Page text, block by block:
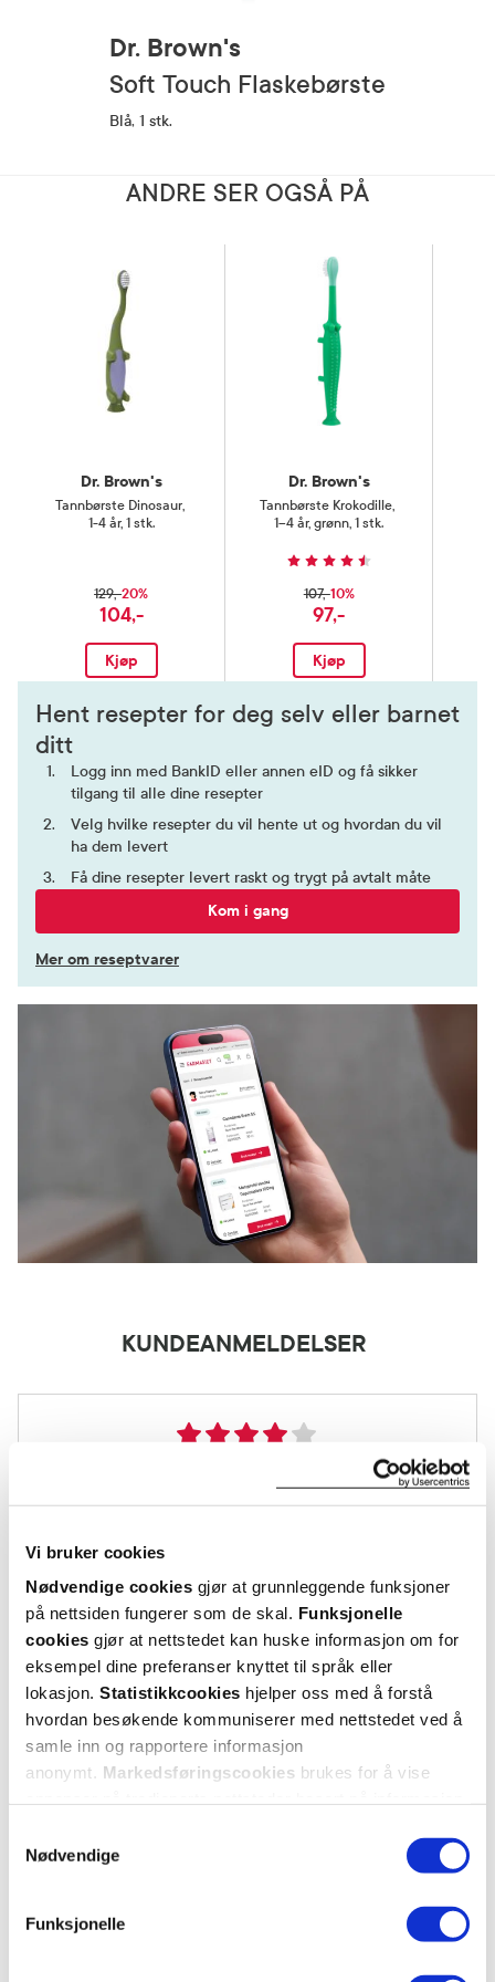
Vi bruker cookies
Nødvendige cookies gjør at grunnleggende funksjoner
på nettsiden fungerer som de skal. Funksjonelle
cookies gjør at nettstedet kan huske informasjon om for
eksempel dine preferanser knyttet til språk eller
lokasjon. Statistikkcookies hjelper oss med å forstå
hvordan besøkende kommuniserer med nettstedet ved å
samle inn og rapportere informasjon
anonymt. Markedsføringscookies brukes for å vise
Nødvendige
Funksjonelle
Dr. Brown's
Soft Touch Flaskebørste
Blå, 1 stk.
ANDRE SER OGSÅ PÅ
Dr. Brown's
Tannbørste Dinosaur,
1-4 år, 1 stk.
129,-20%
104,-
Kjøp
Dr. Brown's
Tannbørste Krokodille,
1–4 år, grønn, 1 stk.
107,-10%
97,-
Kjøp
Hent resepter for deg selv eller barnet
ditt
Logg inn med BankID eller annen eID og få sikker
tilgang til alle dine resepter
Velg hvilke resepter du vil hente ut og hvordan du vil
ha dem levert
Få dine resepter levert raskt og trygt på avtalt måte
Kom i gang
Mer om reseptvarer
KUNDEANMELDELSER
4 stjerner
3 stjerner
2 stjerner
1 stjerne 0